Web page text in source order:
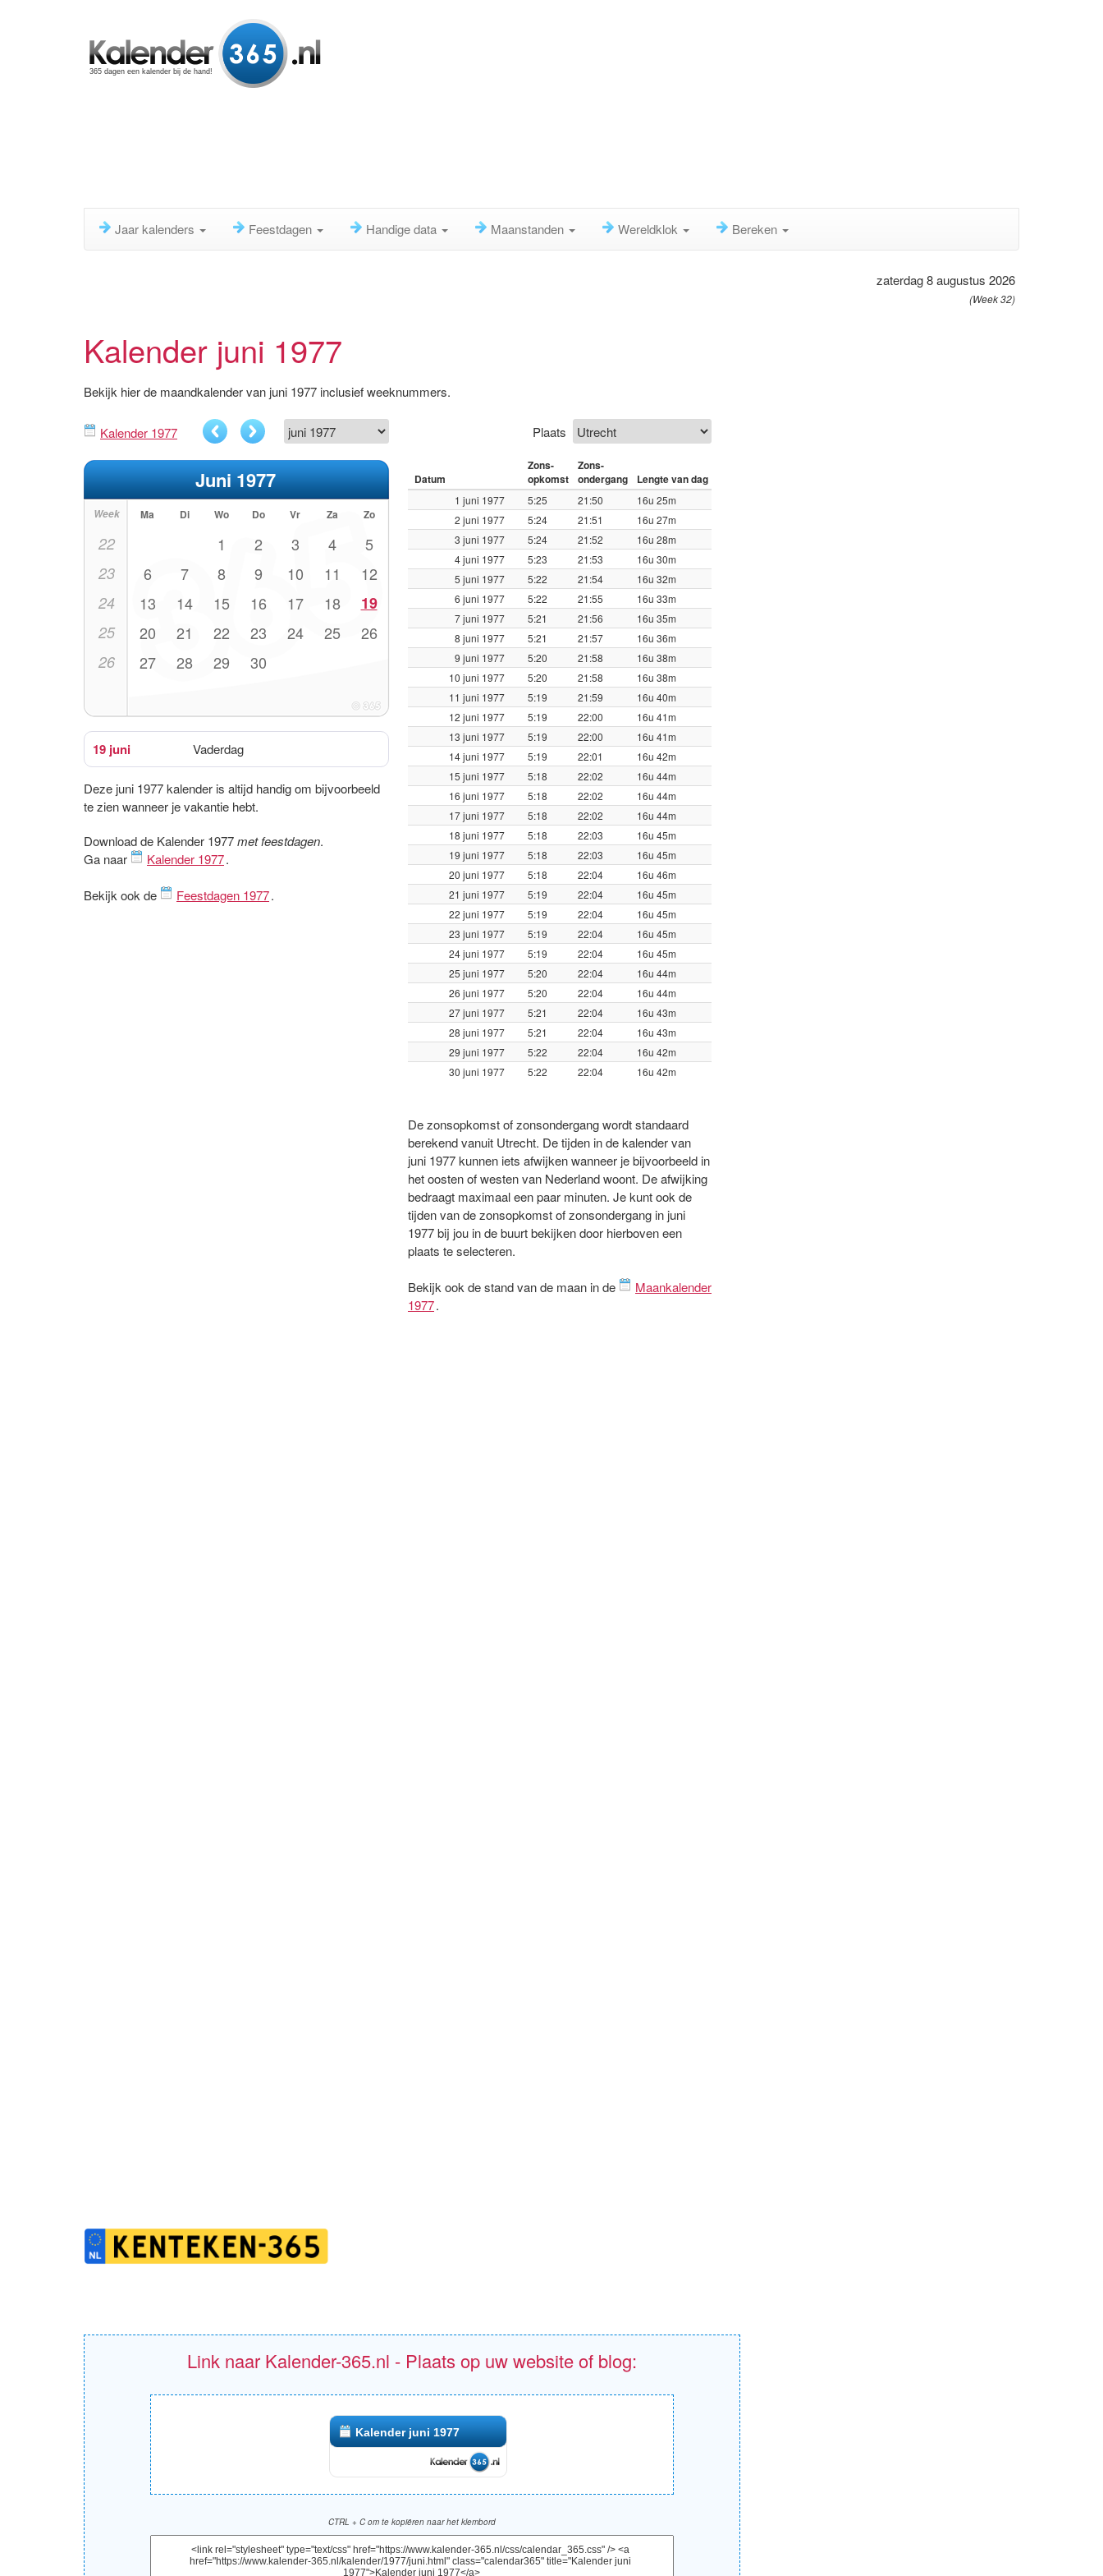
365 dagen een kalender bij de hand!
Jaar kalenders Feestdagen Handige data Maanstanden Wereldklok Bereken
zaterdag 8 augustus 2026
(Week 32)
Kalender juni 1977
Bekijk hier de maandkalender van juni 1977 inclusief weeknummers.
Kalender 1977
Juni 1977
Week Ma Di Wo Do Vr Za Zo
22 1 2 3 4 5
23 6 7 8 9 10 11 12
24 13 14 15 16 17 18 19
25 20 21 22 23 24 25 26
26 27 28 29 30
19 juni Vaderdag
Deze juni 1977 kalender is altijd handig om bijvoorbeeld
te zien wanneer je vakantie hebt.
Download de Kalender 1977met feestdagen.
Ga naar
Kalender 1977.
Bekijk ook de Feestdagen 1977.
Plaats
Datum
Zons-
opkomst
Zons-
ondergang
Lengte van dag
1 juni 1977 5:25 21:50
16u 25m
2 juni 1977
5:24 21:51
16u 27m
3 juni 1977
5:24 21:52
16u 28m
4 juni 1977
5:23 21:53
16u 30m
5 juni 1977
5:22 21:54
16u 32m
6 juni 1977
5:22 21:55
16u 33m
7 juni 1977
5:21 21:56
16u 35m
8 juni 1977
5:21 21:57
16u 36m
9 juni 1977
5:20 21:58
16u 38m
10 juni 1977
5:20 21:58
16u 38m
11 juni 1977
5:19 21:59
16u 40m
12 juni 1977
5:19 22:00
16u 41m
13 juni 1977
5:19 22:00
16u 41m
14 juni 1977
5:19 22:01
16u 42m
15 juni 1977
5:18 22:02
16u 44m
16 juni 1977
5:18 22:02
16u 44m
17 juni 1977
5:18 22:02
16u 44m
18 juni 1977
5:18 22:03
16u 45m
19 juni 1977
5:18 22:03
16u 45m
20 juni 1977
5:18 22:04
16u 46m
21 juni 1977
5:19 22:04
16u 45m
22 juni 1977
5:19 22:04
16u 45m
23 juni 1977
5:19 22:04
16u 45m
24 juni 1977
5:19 22:04
16u 45m
25 juni 1977
5:20 22:04
16u 44m
26 juni 1977
5:20 22:04
16u 44m
27 juni 1977
5:21 22:04
16u 43m
28 juni 1977
5:21 22:04
16u 43m
29 juni 1977
5:22 22:04
16u 42m
30 juni 1977
5:22 22:04 16u 42m
De zonsopkomst of zonsondergang wordt standaard
berekend vanuit Utrecht. De tijden in de kalender van
juni 1977 kunnen iets afwijken wanneer je bijvoorbeeld in
het oosten of westen van Nederland woont. De afwijking
bedraagt maximaal een paar minuten. Je kunt ook de
tijden van de zonsopkomst of zonsondergang in juni
1977 bij jou in de buurt bekijken door hierboven een
plaats te selecteren.
Bekijk ook de stand van de maan in de
Maankalender
1977.
Link naar Kalender-365.nl - Plaats op uw website of blog:
Kalender juni 1977
CTRL + C om te kopiëren naar het klembord